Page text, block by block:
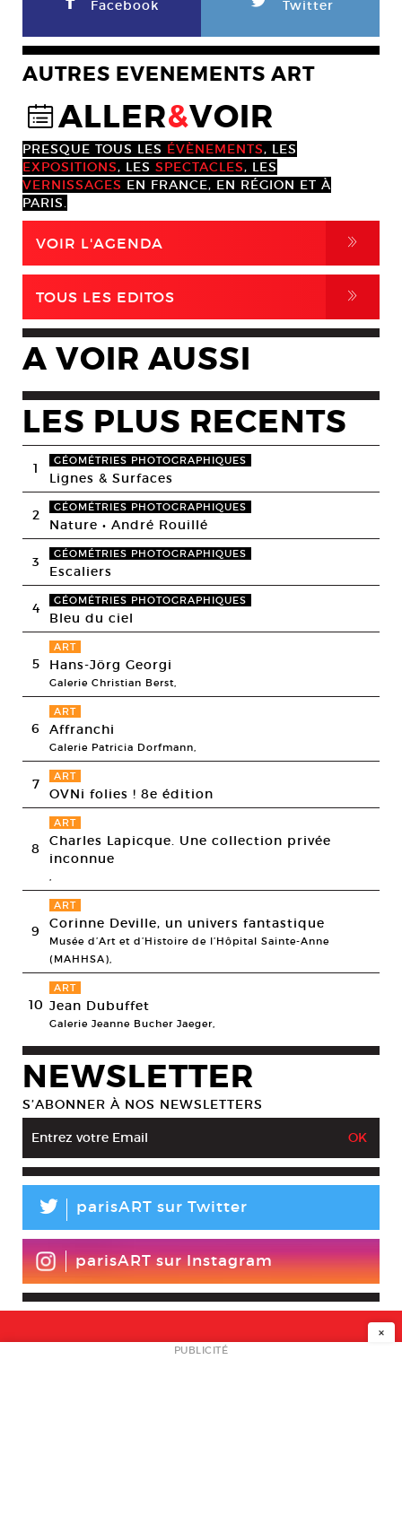
Facebook Twitter
AUTRES EVENEMENTS ART
@ALLER&VOIR
PRESQUE TOUS LES ÉVÈNEMENTS, LES
EXPOSITIONS, LES SPECTACLES, LES
VERNISSAGES EN FRANCE, EN RÉGION ET À
PARIS.
VOIR L'AGENDA ,
TOUS LES EDITOS ,
A VOIR AUSSI
LES PLUS RECENTS
1 GÉOMÉTRIES PHOTOGRAPHIQUES
Lignes & Surfaces
2 GÉOMÉTRIES PHOTOGRAPHIQUES
Nature • André Rouillé
3 GÉOMÉTRIES PHOTOGRAPHIQUES
Escaliers
4 GÉOMÉTRIES PHOTOGRAPHIQUES
Bleu du ciel
5
ART
Hans-Jörg Georgi
Galerie Christian Berst,
6
ART
Affranchi
Galerie Patricia Dorfmann,
7 ART
OVNi folies ! 8e édition
8
ART
Charles Lapicque. Une collection privée
inconnue
,
9
ART
Corinne Deville, un univers fantastique
Musée d’Art et d’Histoire de l’Hôpital Sainte-Anne
(MAHHSA),
10
ART
Jean Dubuffet
Galerie Jeanne Bucher Jaeger,
NEWSLETTER
S’ABONNER À NOS NEWSLETTERS
L parisART sur Twitter
parisART sur Instagram
NEWSLETTER
×
PUBLICITÉ